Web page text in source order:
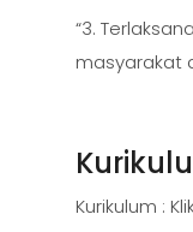
“3.
masyarakat
Kurikulum :